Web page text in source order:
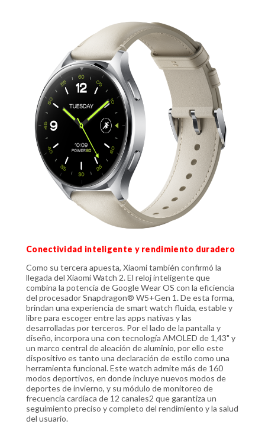
Conectividad inteligente y rendimiento duradero
Como su tercera apuesta, Xiaomi también confirmó la
llegada del Xiaomi Watch 2. El reloj inteligente que
combina la potencia de Google Wear OS con la eficiencia
del procesador Snapdragon® W5+Gen 1. De esta forma,
brindan una experiencia de smart watch fluida, estable y
libre para escoger entre las apps nativas y las
desarrolladas por terceros. Por el lado de la pantalla y
diseño, incorpora una con tecnología AMOLED de 1,43" y
un marco central de aleación de aluminio, por ello este
dispositivo es tanto una declaración de estilo como una
herramienta funcional. Este watch admite más de 160
modos deportivos, en donde incluye nuevos modos de
deportes de invierno, y su módulo de monitoreo de
frecuencia cardíaca de 12 canales2 que garantiza un
seguimiento preciso y completo del rendimiento y la salud
del usuario.